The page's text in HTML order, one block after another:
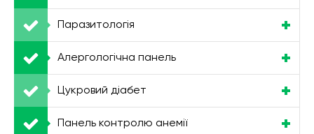
Паразитологія
Алергологічна панель
Цукровий діабет
Панель контролю анемії